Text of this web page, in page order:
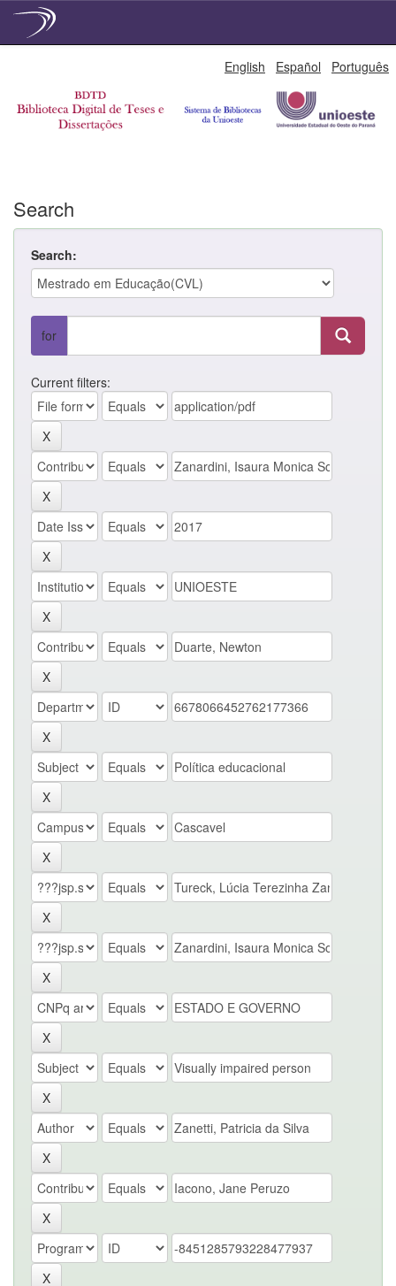
English Español Português
Search
Search:
for
Current filters: